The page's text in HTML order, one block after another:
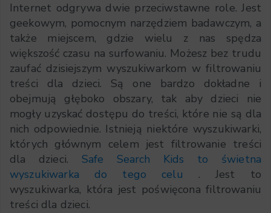
Internet odgrywa dwie przeciwstawne role. Jest
geekowym, pomocnym narzędziem badawczym, a
także miejscem, gdzie wielu z nas spędza
większość czasu na surfowaniu. Możesz bez trudu
zaufać dzisiejszym wyszukiwarkom w filtrowaniu
treści dla dzieci. Są one bardzo dokładne i
obejmują głęboko obszary, tak aby dzieci nie
mogły uzyskać dostępu do treści, które nie są dla
nich odpowiednie. Istnieją niektóre wyszukiwarki,
których głównym celem jest filtrowanie treści
dla dzieci. Safe Search Kids to świetna
wyszukiwarka do tego celu . Jest to
wyszukiwarka, która jest poświęcona filtrowaniu
treści dla dzieci.